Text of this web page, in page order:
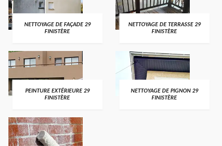
NETTOYAGE DE FAÇADE 29
FINISTÈRE
NETTOYAGE DE TERRASSE 29
FINISTÈRE
PEINTURE EXTÉRIEURE 29
FINISTÈRE
NETTOYAGE DE PIGNON 29
FINISTÈRE